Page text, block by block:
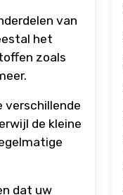
van
het
zoals
verschillende
de kleine
dat uw